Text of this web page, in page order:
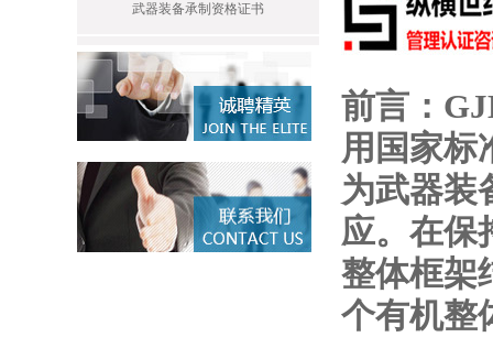
武器装备承制资格证书
前言：
用国家标
为武器装
应。在保
整体框架
个有机整